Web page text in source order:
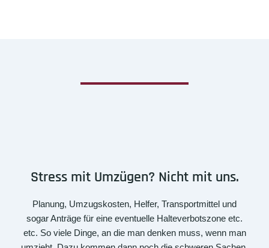
Stress mit Umzügen? Nicht mit uns.
Planung, Umzugskosten, Helfer, Transportmittel und
sogar Anträge für eine eventuelle Halteverbotszone etc.
etc. So viele Dinge, an die man denken muss, wenn man